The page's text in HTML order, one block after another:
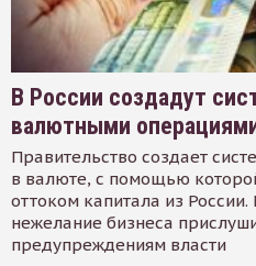
В России создадут
валютными
Правительство создает
в валюте, с помощью
оттоком капитала из
нежелание бизнеса
предупреждениям власти